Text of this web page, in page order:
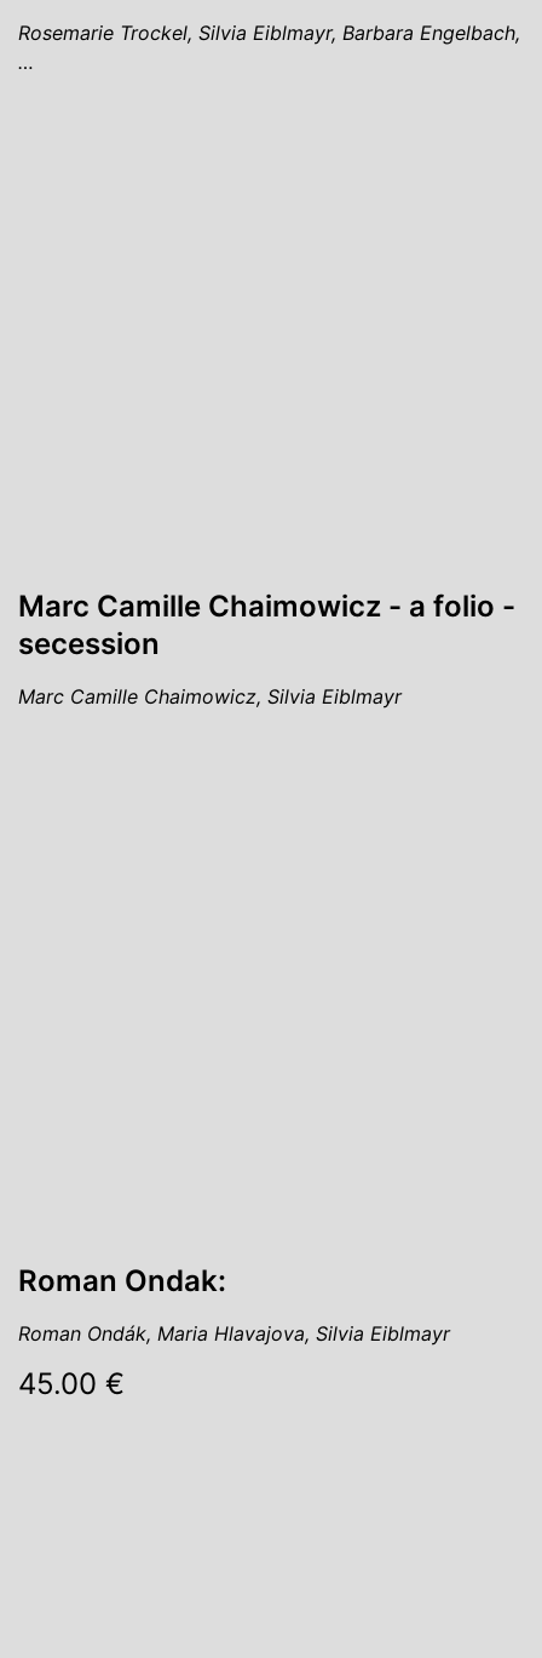
Rosemarie Trockel, Silvia Eiblmayr, Barbara Engelbach,
…
Marc Camille Chaimowicz - a folio -
secession
Marc Camille Chaimowicz, Silvia Eiblmayr
Roman Ondak:
Roman Ondák, Maria Hlavajova, Silvia Eiblmayr
45.00 €